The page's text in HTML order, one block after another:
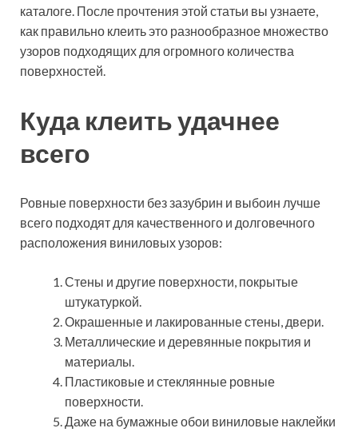
каталоге. После прочтения этой статьи вы узнаете,
как правильно клеить это разнообразное множество
узоров подходящих для огромного количества
поверхностей.
Куда клеить удачнее
всего
Ровные поверхности без зазубрин и выбоин лучше
всего подходят для качественного и долговечного
расположения виниловых узоров:
Стены и другие поверхности, покрытые
штукатуркой.
Окрашенные и лакированные стены, двери.
Металлические и деревянные покрытия и
материалы.
Пластиковые и стеклянные ровные
поверхности.
Даже на бумажные обои виниловые наклейки